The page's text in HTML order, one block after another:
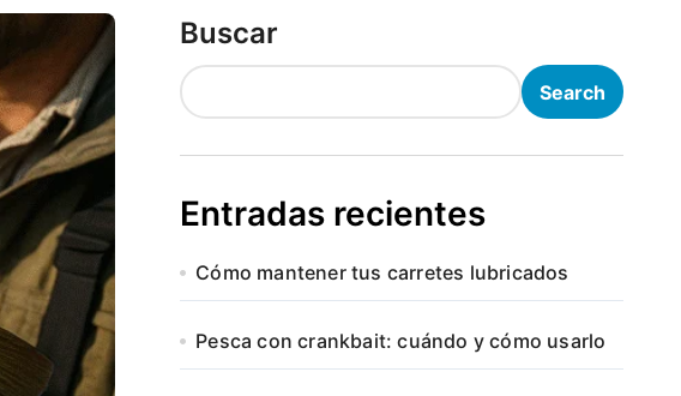
Buscar
Search
Entradas recientes
Cómo mantener tus carretes lubricados
Pesca con crankbait: cuándo y cómo usarlo